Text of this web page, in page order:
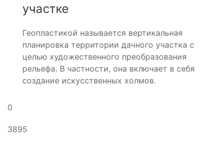
участке
Геопластикой называется вертикальная
планировка территории дачного участка с
целью художественного преобразования
рельефа. В частности, она включает в себя
создание искусственных холмов.
0
3895